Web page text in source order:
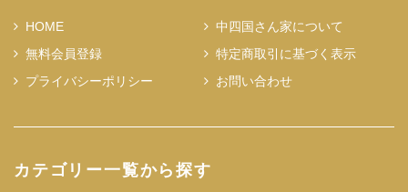
HOME
中四国さん家について
無料会員登録
特定商取引に基づく表示
プライバシーポリシー
お問い合わせ
カテゴリー一覧から探す